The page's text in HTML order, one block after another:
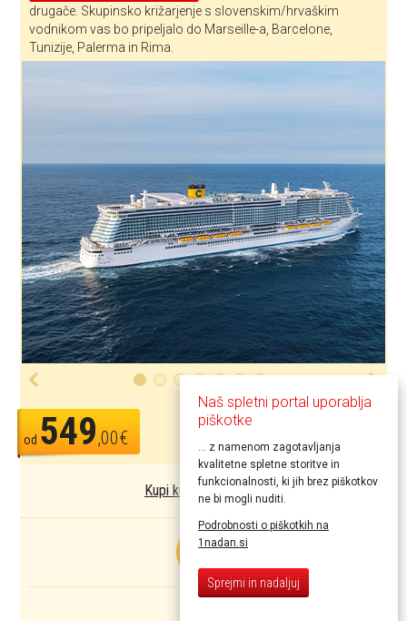
drugače. Skupinsko križarjenje s slovenskim/hrvaškim
vodnikom vas bo pripeljalo do Marseille-a, Barcelone,
Tunizije, Palerma in Rima.
od 549,00€ Kupi kupon
Kupi kupon kot darilo
SUPER
Naš spletni portal uporablja
piškotke
... z namenom zagotavljanja
kvalitetne spletne storitve in
funkcionalnosti, ki jih brez piškotkov
ne bi mogli nuditi.
Podrobnosti o piškotkih na
1nadan.si
Sprejmi in nadaljuj